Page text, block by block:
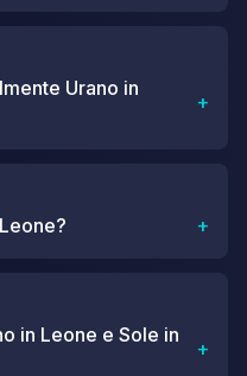
Urano in
+
+
in Leone e Sole in
+